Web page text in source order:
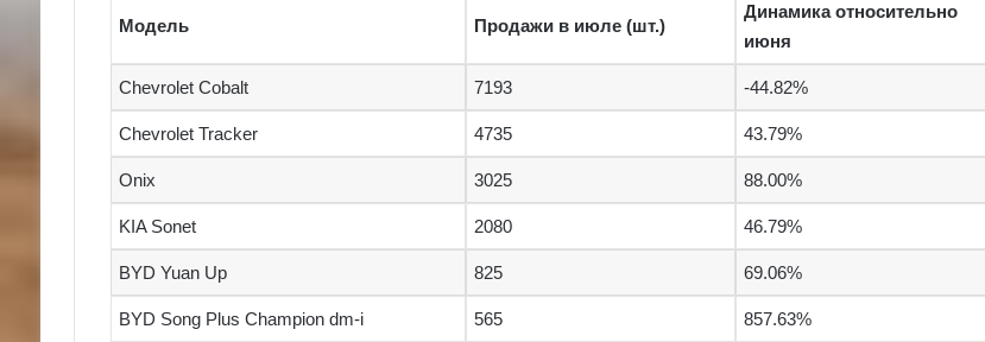
Модель Продажи в июле (шт.)
Динамика относительно
июня
Chevrolet Cobalt 7193 -44.82%
Chevrolet Tracker 4735 43.79%
Onix 3025 88.00%
KIA Sonet 2080 46.79%
BYD Yuan Up 825 69.06%
BYD Song Plus Champion dm-i 565 857.63%